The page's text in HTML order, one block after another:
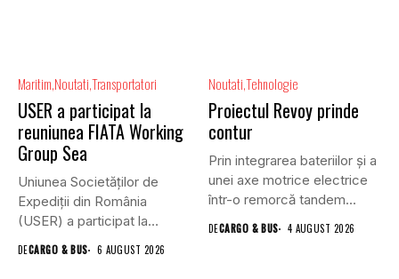
Maritim NoutatiTransportatori
USER a participat la
reuniunea FIATA Working
Group Sea
Uniunea Societăților de
Expediții din România
(USER) a participat la
reuniunea online...
DECARGO & BUS 6 AUGUST 2026
NoutatiTehnologie
Proiectul Revoy prinde
contur
Prin integrarea bateriilor și a
unei axe motrice electrice
într-o remorcă tandem...
DECARGO & BUS 4 AUGUST 2026